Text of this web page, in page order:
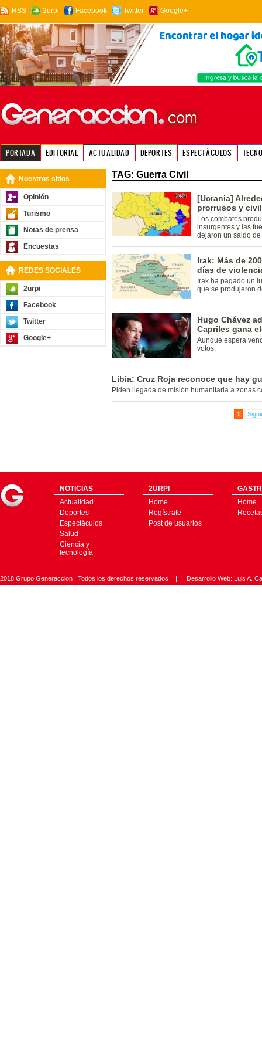
RSS 2urpi Facebook Twitter Google+
PORTADA EDITORIAL ACTUALIDAD DEPORTES ESPECTÁCULOS
Nuestros sitios
Opinión
Turismo
Notas de prensa
Encuestas
REDES SOCIALES
2urpi
Facebook
Twitter
Google+
TAG: Guerra Civil
[Ucrania]
prorrusos y
Los combates
insurgentes y las
dejaron un saldo
Irak: Más de
días de
Irak ha pagado un
que se produjeron
Hugo Chávez
Capriles gana
Aunque espera
votos.
Libia: Cruz Roja reconoce que hay
Piden llegada de misión humanitaria a zonas
1
NOTICIAS
Actualidad
Deportes
Espectáculos
Salud
Ciencia y
tecnología
2URPI
Home
Regístrate
Post de usuarios
Home
2018 Grupo Generaccion . Todos los derechos reservados | Desarrollo Web: Luis